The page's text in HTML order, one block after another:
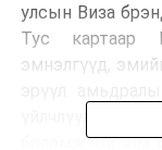
улсын Виза
Тус картаар
эмнэлгүүд,
үйлчлүүлэхдээ
боломжтой юм